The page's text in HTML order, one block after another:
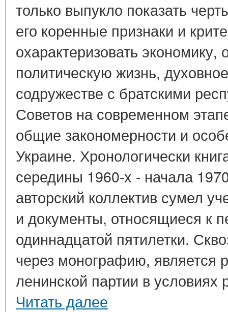
только выпукло показать
его коренные признаки и
охарактеризовать экономику,
политическую жизнь,
содружестве с братскими
Советов на современном
общие закономерности и
Украине. Хронологически
середины 1960-х - начала
авторский коллектив сумел
и документы, относящиеся к
одиннадцатой пятилетки.
через монографию, является
ленинской партии в условиях
Читать далее